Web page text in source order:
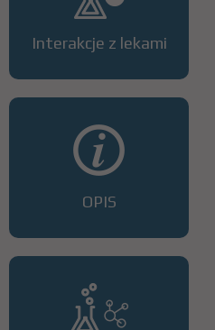
Interakcje z lekami
OPIS